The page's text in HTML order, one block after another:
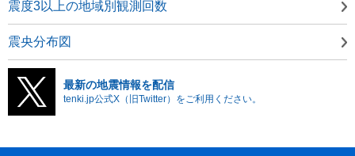
震度3以上の地域別観測回数
震央分布図
最新の地震情報を配信
tenki.jp公式X（旧Twitter）をご利用ください。